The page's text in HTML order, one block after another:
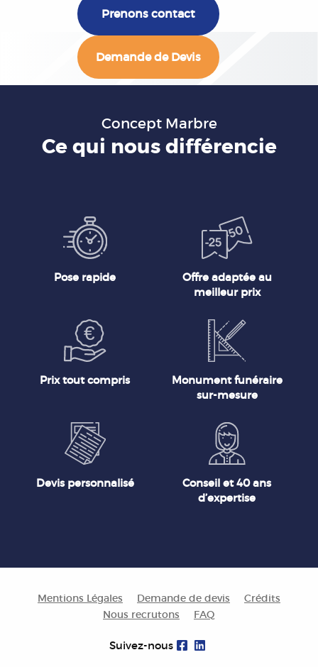
Prenons contact
Demande de Devis
Concept Marbre
Ce qui nous différencie
Pose rapide
Offre adaptée au
meilleur prix
Prix tout compris
Monument funéraire
sur-mesure
Devis personnalisé
Conseil et 40 ans
d’expertise
Mentions Légales Demande de devis
Crédits
Nous recrutons
FAQ
Suivez-nous